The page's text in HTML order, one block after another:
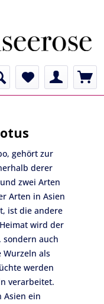
gehört zur
derer
zwei Arten
Arten in Asien
ist die andere
wird der
sondern auch
Wurzeln als
werden
verarbeitet.
Asien ein